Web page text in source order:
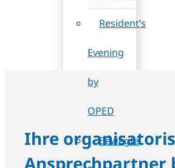
Resident’s
Evening
by
OPED
Bewegte
Ihre
Ansprechpartner